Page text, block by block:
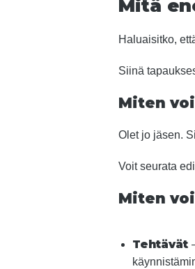
Mitä
Haluaisitko,
Siinä
Miten
Olet jo jäsen.
Voit seurata
Miten
Tehtävät